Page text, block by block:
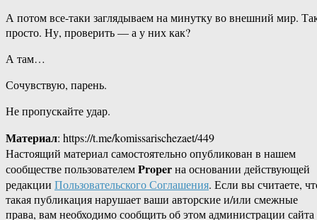
А потом все-таки заглядываем на минутку во внешний мир.
просто. Ну, проверить — а у них как?
А там…
Сочувствую, парень.
Не пропускайте удар.
Материал: https://t.me/komissarischezaet/449
Настоящий материал самостоятельно опубликован в нашем
сообществе пользователемProperна основании действующей
редакции Пользовательского Соглашения. Если вы считаете,
такая публикация нарушает ваши авторские и/или смежные
права, вам необходимо сообщить об этом администрации сайта